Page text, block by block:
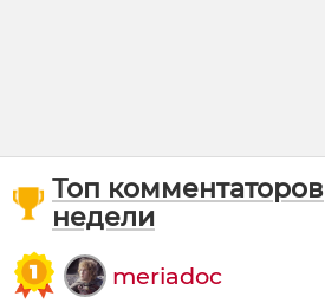
Топ комментаторов
недели
meriadoc